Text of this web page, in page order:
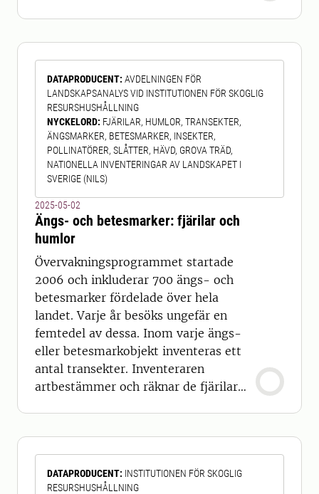
Även mullhalten finns som ett
kartlager. Kartan har en geografisk
upplösning på 20 m × 20 m och täcker
i princip all åkermark i södra Sv
DATAPRODUCENT: AVDELNINGEN FÖR
LANDSKAPSANALYS VID INSTITUTIONEN FÖR SKOGLIG
RESURSHUSHÅLLNING
NYCKELORD: FJÄRILAR, HUMLOR, TRANSEKTER,
ÄNGSMARKER, BETESMARKER, INSEKTER,
POLLINATÖRER, SLÅTTER, HÄVD, GROVA TRÄD,
NATIONELLA INVENTERINGAR AV LANDSKAPET I
SVERIGE (NILS)
2025-05-02
Ängs- och betesmarker: fjärilar och
humlor
Övervakningsprogrammet startade
2006 och inkluderar 700 ängs- och
betesmarker fördelade över hela
landet. Varje år besöks ungefär en
femtedel av dessa. Inom varje ängs-
eller betesmarkobjekt inventeras ett
antal transekter. Inventeraren
artbestämmer och räknar de fjärilar
förutsättningar bedöms vegetationens
höjd och hur mycket blommor det
finns längs varje transekt, samt hävd,
DATAPRODUCENT: INSTITUTIONEN FÖR SKOGLIG
RESURSHUSHÅLLNING